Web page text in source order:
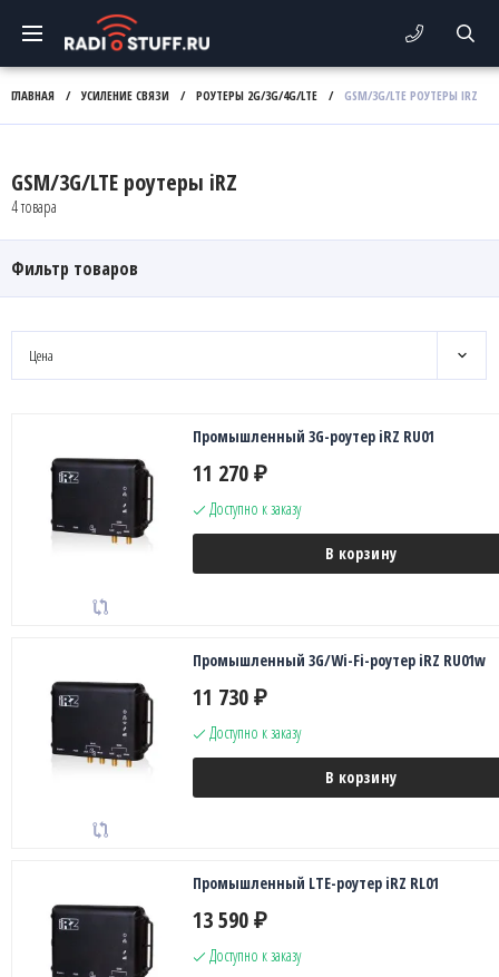
ГЛАВНАЯ / УСИЛЕНИЕ СВЯЗИ / РОУТЕРЫ 2G/3G/4G/LTE / GSM/3G/LTE РОУТЕРЫ IRZ
GSM/3G/LTE роутеры iRZ
4 товара
Фильтр товаров
Цена
Промышленный 3G-роутер iRZ RU01
11 270 ₽
Доступно к заказу
В корзину
Промышленный 3G/Wi-Fi-роутер iRZ RU01w
11 730 ₽
Доступно к заказу
В корзину
Промышленный LTE-роутер iRZ RL01
13 590 ₽
Доступно к заказу